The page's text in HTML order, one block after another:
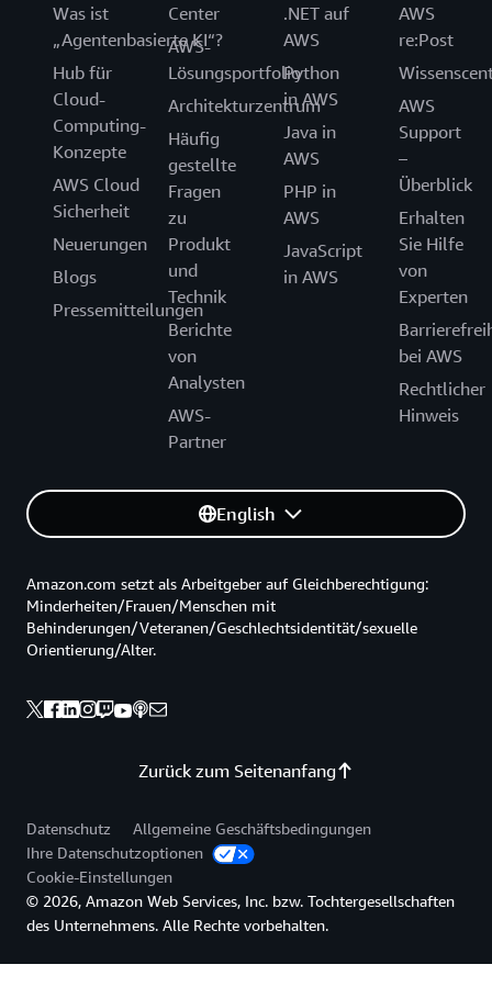
Was ist
„Agentenbasierte KI“?
Hub für
Cloud-
Computing-
Konzepte
AWS Cloud
Sicherheit
Neuerungen
Blogs
Pressemitteilungen
Center
AWS-
Lösungsportfolio
Architekturzentrum
Häufig
gestellte
Fragen
zu
Produkt
und
Technik
Berichte
von
Analysten
AWS-
Partner
.NET auf
AWS
Python
in AWS
Java in
AWS
PHP in
AWS
JavaScript
in AWS
AWS
re:Post
AWS
Support
–
Überblick
Erhalten
Sie Hilfe
von
Experten
bei AWS
Rechtlicher
Hinweis
English
Zurück zum Seitenanfang
Amazon.com setzt als Arbeitgeber auf Gleichberechtigung:
Minderheiten/Frauen/Menschen mit
Behinderungen/Veteranen/Geschlechtsidentität/sexuelle
Orientierung/Alter.
Datenschutz
Allgemeine Geschäftsbedingungen
Ihre Datenschutzoptionen
Cookie-Einstellungen
© 2026, Amazon Web Services, Inc. bzw. Tochtergesellschaften
des Unternehmens. Alle Rechte vorbehalten.